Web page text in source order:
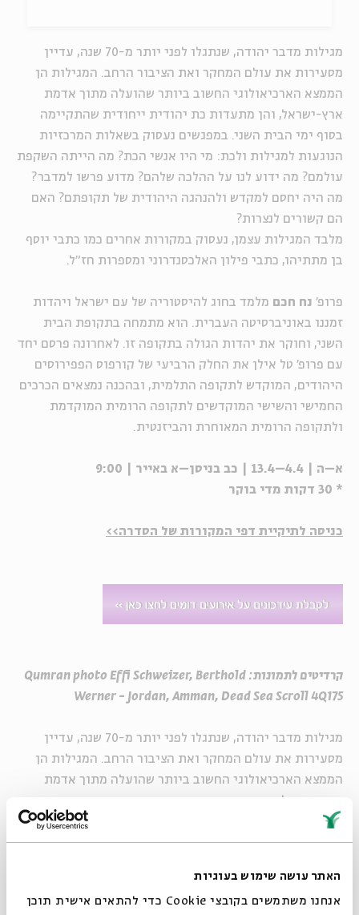
האתר עושה שימוש בעוגיות
אנחנו משתמשים בקובצי Cookie כדי להתאים אישית תוכן
מגילות מדבר יהודה, שנתגלו לפני יותר מ-70 שנה, עדיין
מסעירות את עולם המחקר ואת הציבור הרחב. המגילות הן
הממצא הארכיאולוגי החשוב ביותר שהועלה מתוך אדמת
ארץ-ישראל, והן מתעדות כת יהודית ייחודית שהתקיימה
בסוף ימי הבית השני. במפגשים נעסוק בשאלות המרכזיות
הנוגעות למגילות ולכת: מי היו אנשי הכת? מה הייתה השקפת
עולמם? מה ידוע לנו על ההלכה שלהם? מדוע פרשו למדבר?
מה היה יחסם למקדש ולהנהגה היהודית של תקופתם? האם
הם קשורים לנצרות?
מלבד המגילות עצמן, נעסוק במקורות אחרים כמו כתבי יוסף
בן מתתיהו, כתבי פילון האלכסנדרוני ומספרות חז"ל.
פרופ' נח חכם מלמד בחוג להיסטוריה של עם ישראל ויהדות
זמננו באוניברסיטה העברית. הוא מתמחה בתקופת הבית
השני, וחוקר את יהדות הגולה בתקופה זו. לאחרונה פרסם יחד
עם פרופ' טל אילן את החלק הרביעי של קורפוס הפפירוסים
היהודים, המוקדש לתקופה התלמית, ובהכנה נמצאים הכרכים
החמישי והשישי המוקדשים לתקופה הרומית המוקדמת
ולתקופה הרומית המאוחרת והביזנטית.
א–ה | 4.4–13.4 | כב בניסן–א באייר | 9:00
* 30 דקות מדי בוקר
כניסה לתיקיית דפי המקורות של הסדרה>>
קרדיטים לתמונות: Qumran photo Effi Schweizer, Berthold
Werner - Jordan, Amman, Dead Sea Scroll 4Q175
מגילות מדבר יהודה, שנתגלו לפני יותר מ-70 שנה, עדיין
מסעירות את עולם המחקר ואת הציבור הרחב. המגילות הן
הממצא הארכיאולוגי החשוב ביותר שהועלה מתוך אדמת
ארץ-ישראל, והן מתעדות כת יהודית ייחודית שהתקיימה
בסוף ימי הבית השני. במפגשים נעסוק בשאלות המרכזיות
הנוגעות למגילות ולכת: מי היו אנשי הכת? מה הייתה השקפת
מה היה יחסם למקדש ולהנהגה היהודית של תקופתם? האם
הם קשורים לנצרות?